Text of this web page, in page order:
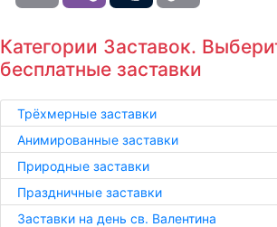
Категории Заставок.
бесплатные заставки
Трёхмерные заставки
Анимированные заставки
Природные заставки
Праздничные заставки
Заставки на день св. Валентина